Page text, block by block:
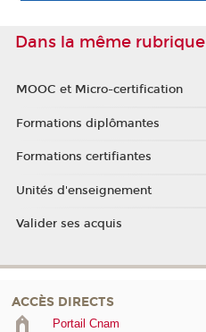
Dans la même rubrique
MOOC et Micro-certification
Formations diplômantes
Formations certifiantes
Unités d'enseignement
Valider ses acquis
ACCÈS DIRECTS
Portail Cnam